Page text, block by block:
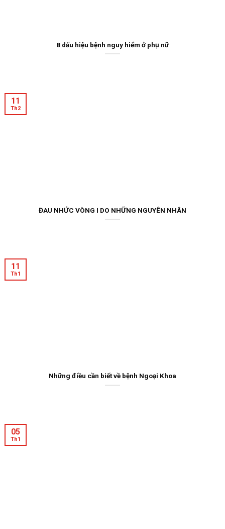
8 dấu hiệu bệnh nguy hiểm ở phụ nữ
ĐAU NHỨC VÒNG I DO NHỮNG NGUYÊN NHÂN
11
Th2
Những điều cần biết về bệnh Ngoại Khoa
11
Th1
05
Th1